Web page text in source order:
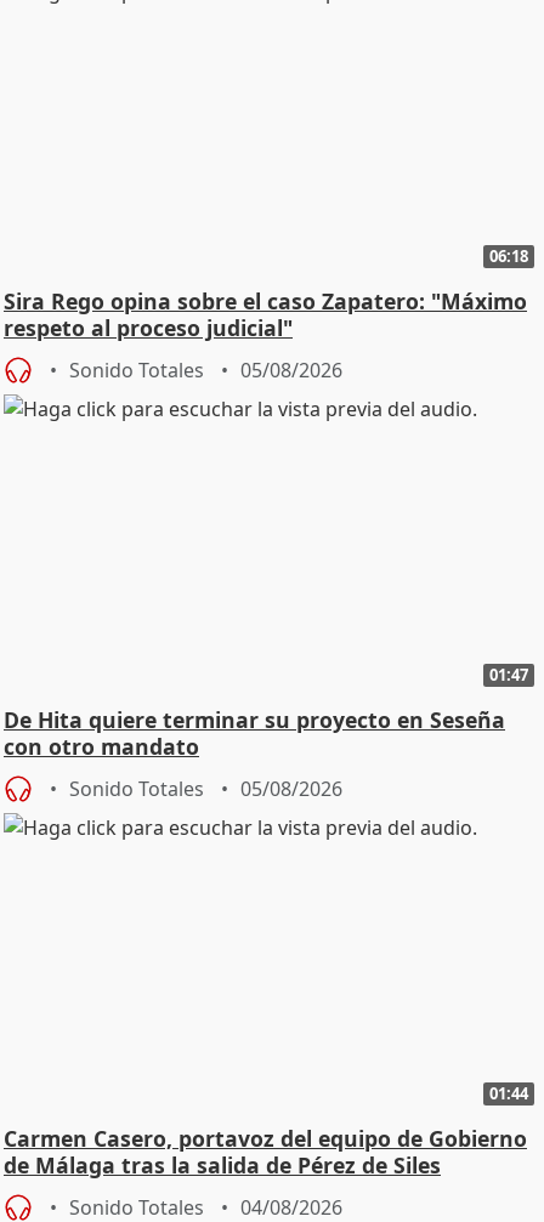
06:18
Sira Rego opina sobre el caso Zapatero: "Máximo
respeto al proceso judicial"
Sonido Totales 05/08/2026
01:47
De Hita quiere terminar su proyecto en Seseña
con otro mandato
Sonido Totales 05/08/2026
01:44
Carmen Casero, portavoz del equipo de Gobierno
de Málaga tras la salida de Pérez de Siles
Sonido Totales 04/08/2026